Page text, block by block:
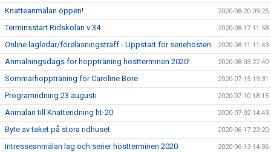
Knatteanmälan öppen! 2020-08-20 09:25
Terminsstart Ridskolan v 34 2020-08-17 11:58
Online lagledar/föreläsningsträff - Uppstart för seriehösten 2020-08-11 11:43
Anmälningsdags för hoppträning höstterminen 2020! 2020-08-03 22:40
Sommarhoppträning för Caroline Bore 2020-07-15 19:31
Programridning 23 augusti 2020-07-10 18:15
Anmälan till Knatteridning ht-20 2020-07-02 14:43
Byte av taket på stora ridhuset 2020-06-17 23:20
Intresseanmälan lag och serier höstterminen 2020 2020-06-13 14:36